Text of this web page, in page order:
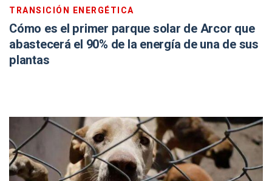
TRANSICIÓN ENERGÉTICA
Cómo es el primer parque solar de Arcor que
abastecerá el 90% de la energía de una de sus
plantas